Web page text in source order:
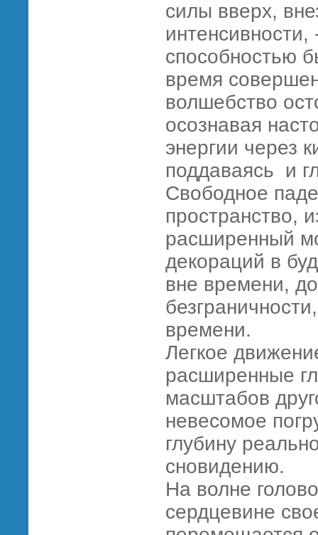
силы вверх,
способностью
время
волшебство
осознавая
энергии через
поддаваясь и
Свободное
пространство,
расширенный
декораций в
вне времени,
времени.
Легкое
расширенные
масштабов
невесомое
глубину
сновидению.
На волне
сердцевине